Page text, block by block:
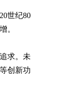
世纪80
。
求。未
创新功